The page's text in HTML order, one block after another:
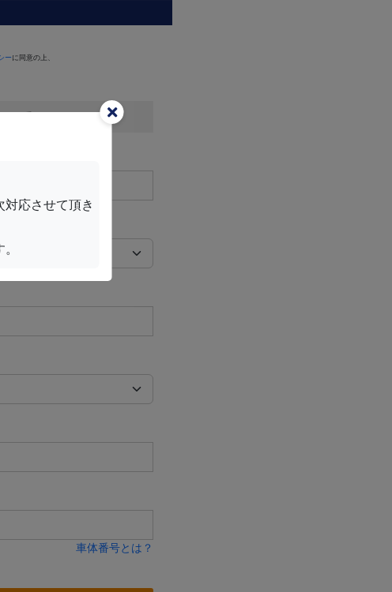
ーに同意の上、
いて
車体番号とは？
応させて頂き